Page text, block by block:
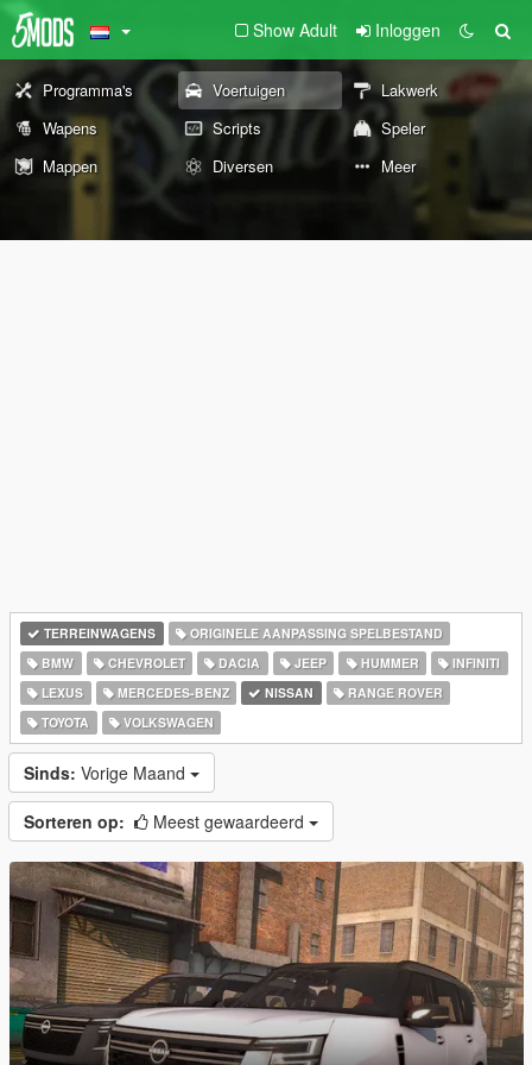
Show Adult Inloggen
Programma's Voertuigen
Lakwerk
Wapens
Scripts
Speler
Mappen
Diversen Meer
TERREINWAGENS
ORIGINELE AANPASSING SPELBESTAND
BMW
CHEVROLET DACIA JEEP HUMMER
INFINITI
LEXUS
MERCEDES-BENZ NISSAN
RANGE ROVER
TOYOTA
VOLKSWAGEN
Sinds: Vorige Maand
Sorteren op: Meest gewaardeerd